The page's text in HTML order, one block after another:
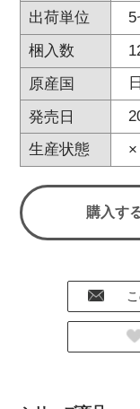
出荷単位
5
梱入数
原産国
発売日
生産状態
×
購入す